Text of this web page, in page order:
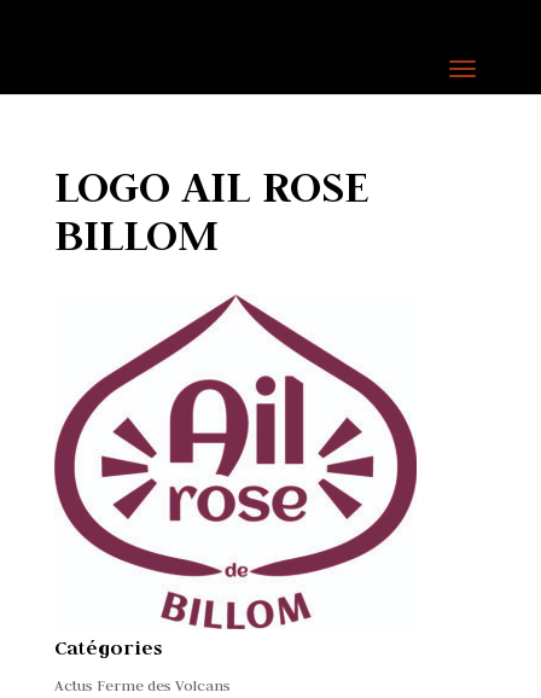
LOGO AIL ROSE
BILLOM
Catégories
Actus Ferme des Volcans